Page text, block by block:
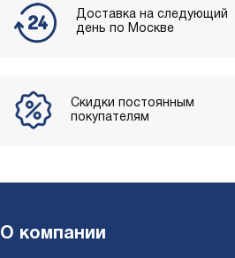
Доставка на следующий
день по Москве
Скидки постоянным
покупателям
О компании